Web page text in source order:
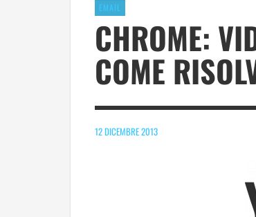
EMAIL
CHROME:
COME
12 DICEMBRE 2013